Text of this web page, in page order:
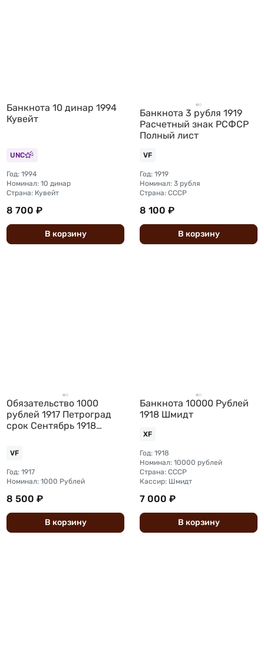
Банкнота 10 динар 1994
Кувейт
UNC
Год: 1994
Номинал: 10 динар
Страна: Кувейт
8 700 ₽
В корзину
Банкнота 3 рубля 1919
Расчетный знак РСФСР
Полный лист
VF
Год: 1919
Номинал: 3 рубля
Страна: СССР
8 100 ₽
В корзину
Обязательство 1000
рублей 1917 Петроград
срок Сентябрь 1918
конторы ГБ 1919
VF
Год: 1917
Номинал: 1000 Рублей
8 500 ₽
В корзину
Банкнота 10000 Рублей
1918 Шмидт
XF
Год: 1918
Номинал: 10000 рублей
Страна: СССР
Кассир: Шмидт
7 000 ₽
В корзину